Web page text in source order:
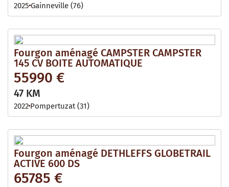
2025 Gainneville (76)
Fourgon aménagé CAMPSTER CAMPSTER
145 CV BOITE AUTOMATIQUE
55990 €
47 KM
2022 Pompertuzat (31)
Fourgon aménagé DETHLEFFS GLOBETRAIL
ACTIVE 600 DS
65785 €